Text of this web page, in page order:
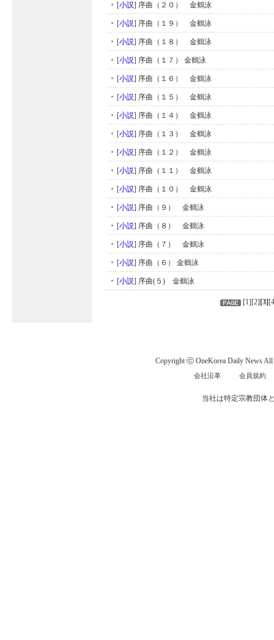
[小説] 序曲（２０） 金鶴泳
[小説] 序曲（１９） 金鶴泳
[小説] 序曲（１８） 金鶴泳
[小説] 序曲（１７） 金鶴泳
[小説] 序曲（１６） 金鶴泳
[小説] 序曲（１５） 金鶴泳
[小説] 序曲（１４） 金鶴泳
[小説] 序曲（１３） 金鶴泳
[小説] 序曲（１２） 金鶴泳
[小説] 序曲（１１） 金鶴泳
[小説] 序曲（１０） 金鶴泳
[小説] 序曲（９） 金鶴泳
[小説] 序曲（８） 金鶴泳
[小説] 序曲（７） 金鶴泳
[小説] 序曲（６） 金鶴泳
[小説] 序曲(５) 金鶴泳
[1][2] [3] [4
Copyright ⓒ OneKorea Daily News All
会社沿革 会員規約
当社は特定宗教団体